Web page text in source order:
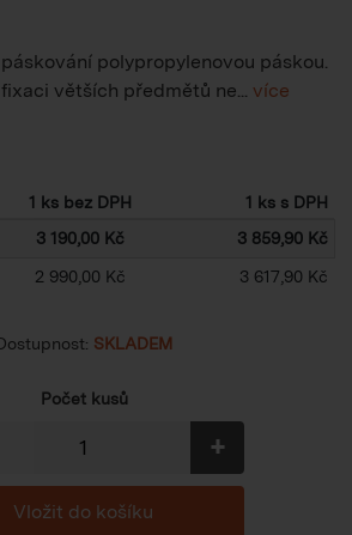
polypropylenovou páskou.
větších předmětů ne... více
1 ks bez DPH
1 ks s DPH
3 190,00 Kč
3 859,90 Kč
2 990,00 Kč 3 617,90 Kč
SKLADEM
Počet kusů
+